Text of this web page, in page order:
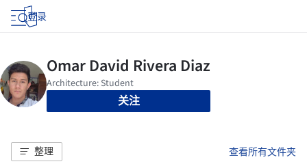
登录
关注
整理 查看所有文件夹